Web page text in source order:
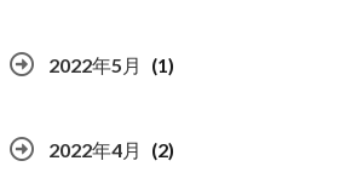
2022年5月 (1)
2022年4月 (2)